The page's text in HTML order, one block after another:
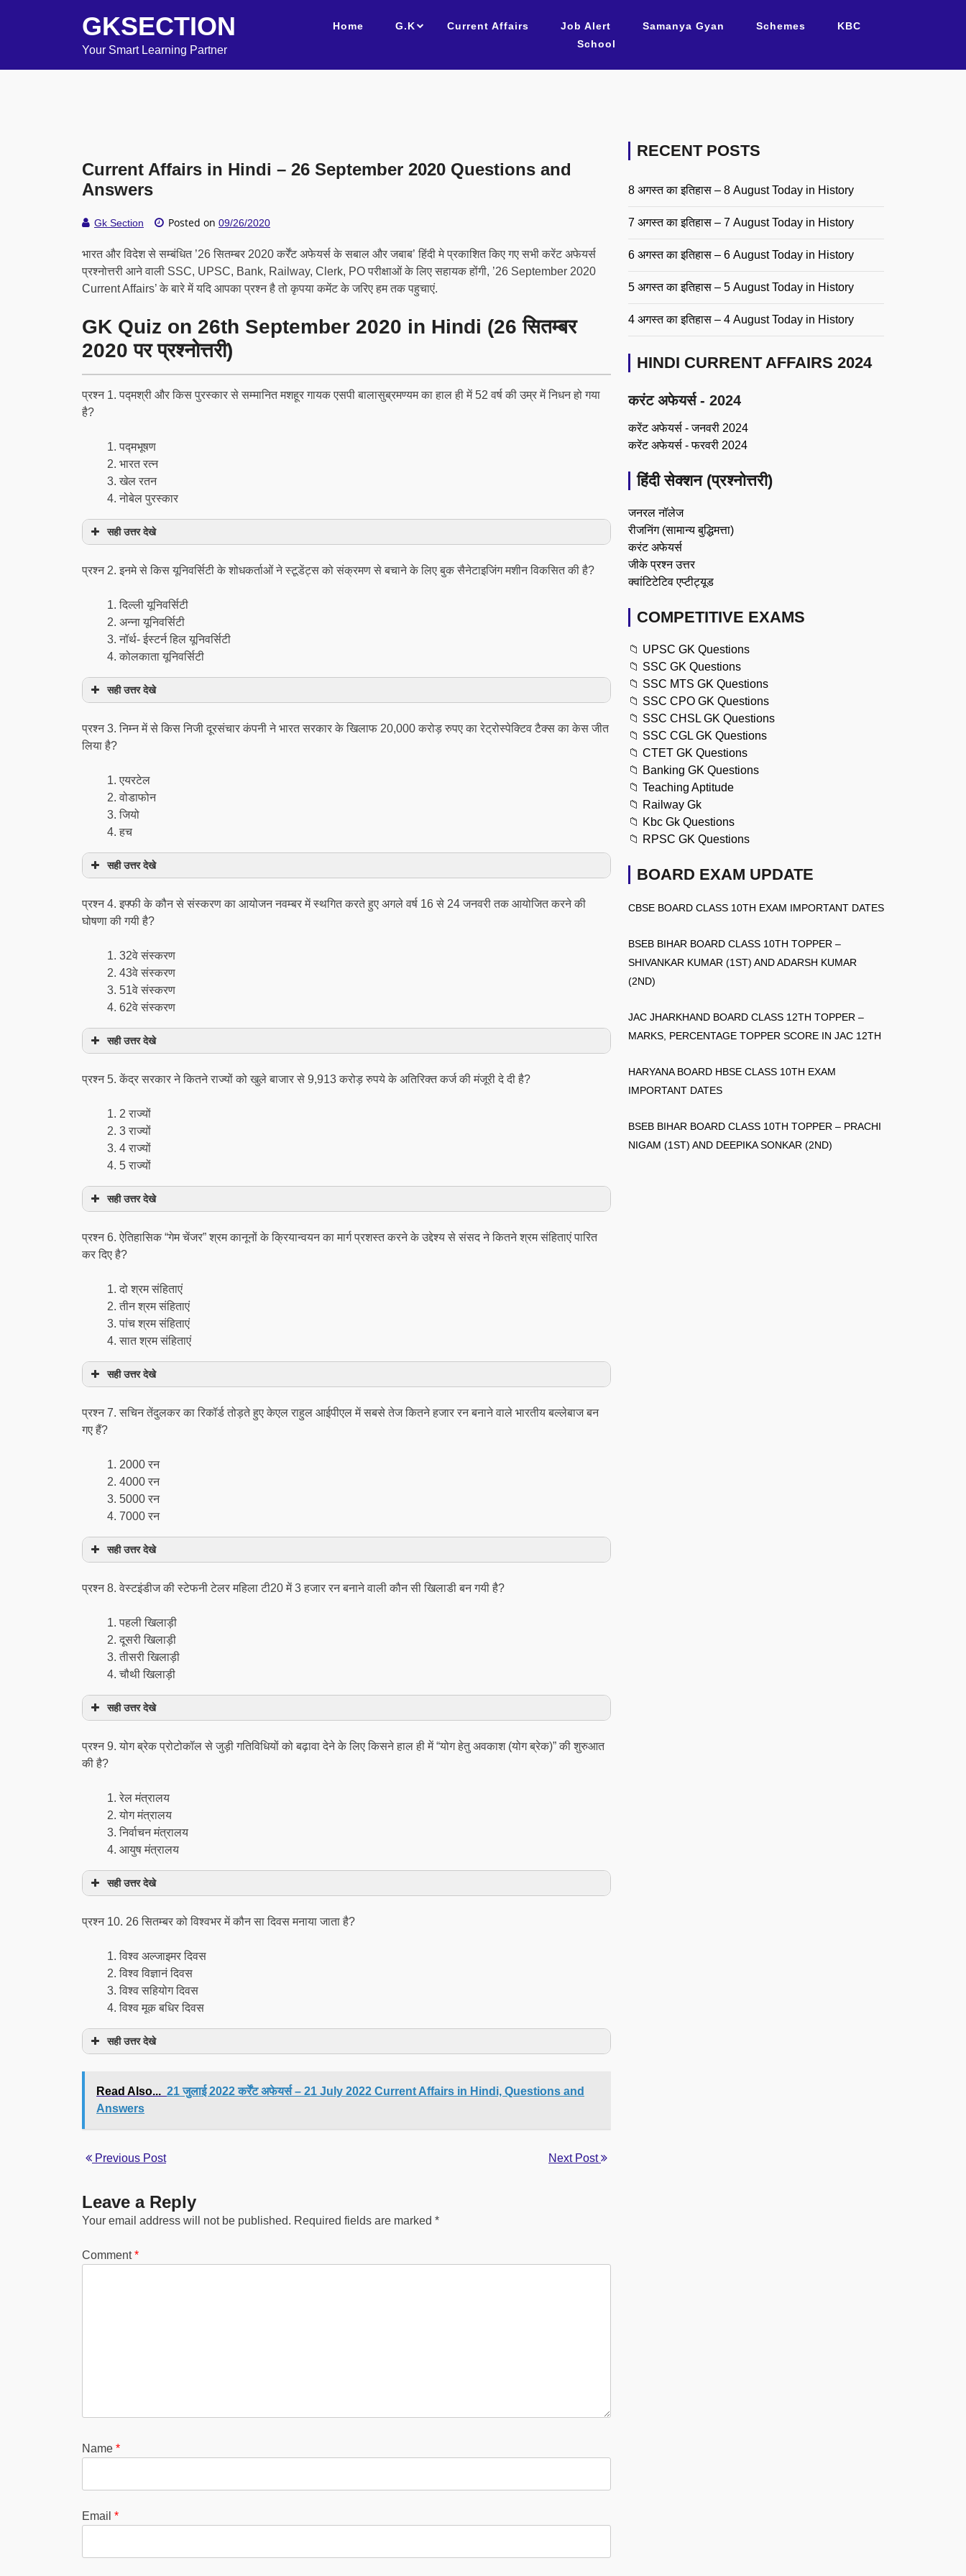
GKSECTION
Your Smart Learning Partner
Home G.K Current Affairs Job Alert Samanya Gyan Schemes
KBC
School
Current Affairs in Hindi – 26 September 2020 Questions and
Answers
Gk Section Posted on 09/26/2020
भारत और विदेश से सम्बंधित ’26 सितम्बर 2020 कर्रेंट अफेयर्स के सबाल और जबाब’ हिंदी मे प्रकाशित किए गए सभी करेंट अफेयर्स
प्रश्नोत्तरी आने वाली SSC, UPSC, Bank, Railway, Clerk, PO परीक्षाओं के लिए सहायक होंगी, ’26 September 2020
Current Affairs’ के बारे में यदि आपका प्रश्न है तो कृपया कमेंट के जरिए हम तक पहुचाएं.
GK Quiz on 26th September 2020 in Hindi (26 सितम्बर
2020 पर प्रश्नोत्तरी)
प्रश्न 1. पद्मश्री और किस पुरस्कार से सम्मानित मशहूर गायक एसपी बालासुब्रमण्यम का हाल ही में 52 वर्ष की उम्र में निधन हो गया
है?
पद्मभूषण
भारत रत्न
खेल रतन
नोबेल पुरस्कार
सही उत्तर देखे
प्रश्न 2. इनमे से किस यूनिवर्सिटी के शोधकर्ताओं ने स्टूडेंट्स को संक्रमण से बचाने के लिए बुक सैनेटाइजिंग मशीन विकसित की है?
दिल्ली यूनिवर्सिटी
अन्ना यूनिवर्सिटी
नॉर्थ- ईस्टर्न हिल यूनिवर्सिटी
कोलकाता यूनिवर्सिटी
सही उत्तर देखे
प्रश्न 3. निम्न में से किस निजी दूरसंचार कंपनी ने भारत सरकार के खिलाफ 20,000 करोड़ रुपए का रेट्रोस्पेक्टिव टैक्स का केस जीत
लिया है?
एयरटेल
वोडाफोन
जियो
हच
सही उत्तर देखे
प्रश्न 4. इफ्फी के कौन से संस्करण का आयोजन नवम्बर में स्थगित करते हुए अगले वर्ष 16 से 24 जनवरी तक आयोजित करने की
घोषणा की गयी है?
32वे संस्करण
43वे संस्करण
51वे संस्करण
62वे संस्करण
सही उत्तर देखे
प्रश्न 5. केंद्र सरकार ने कितने राज्यों को खुले बाजार से 9,913 करोड़ रुपये के अतिरिक्त कर्ज की मंजूरी दे दी है?
2 राज्यों
3 राज्यों
4 राज्यों
5 राज्यों
सही उत्तर देखे
प्रश्न 6. ऐतिहासिक “गेम चेंजर” श्रम कानूनों के क्रियान्वयन का मार्ग प्रशस्त करने के उद्देश्य से संसद ने कितने श्रम संहिताएं पारित
कर दिए है?
दो श्रम संहिताएं
तीन श्रम संहिताएं
पांच श्रम संहिताएं
सात श्रम संहिताएं
सही उत्तर देखे
प्रश्न 7. सचिन तेंदुलकर का रिकॉर्ड तोड़ते हुए केएल राहुल आईपीएल में सबसे तेज कितने हजार रन बनाने वाले भारतीय बल्लेबाज बन
गए हैं?
2000 रन
4000 रन
5000 रन
7000 रन
सही उत्तर देखे
प्रश्न 8. वेस्टइंडीज की स्टेफनी टेलर महिला टी20 में 3 हजार रन बनाने वाली कौन सी खिलाडी बन गयी है?
पहली खिलाड़ी
दूसरी खिलाड़ी
तीसरी खिलाड़ी
चौथी खिलाड़ी
सही उत्तर देखे
प्रश्न 9. योग ब्रेक प्रोटोकॉल से जुड़ी गतिविधियों को बढ़ावा देने के लिए किसने हाल ही में “योग हेतु अवकाश (योग ब्रेक)” की शुरुआत
की है?
रेल मंत्रालय
योग मंत्रालय
निर्वाचन मंत्रालय
आयुष मंत्रालय
सही उत्तर देखे
प्रश्न 10. 26 सितम्बर को विश्वभर में कौन सा दिवस मनाया जाता है?
विश्व अल्जाइमर दिवस
विश्व विज्ञानं दिवस
विश्व सहियोग दिवस
विश्व मूक बधिर दिवस
सही उत्तर देखे
Read Also... 21 जुलाई 2022 कर्रेंट अफेयर्स – 21 July 2022 Current Affairs in Hindi, Questions and
Answers
Previous Post Next Post
Leave a Reply
Your email address will not be published. Required fields are marked *
Comment*
Name *
Email *
RECENT POSTS
8 अगस्त का इतिहास – 8 August Today in History
7 अगस्त का इतिहास – 7 August Today in History
6 अगस्त का इतिहास – 6 August Today in History
5 अगस्त का इतिहास – 5 August Today in History
4 अगस्त का इतिहास – 4 August Today in History
HINDI CURRENT AFFAIRS 2024
करंट अफेयर्स - 2024
करेंट अफेयर्स - जनवरी 2024
करेंट अफेयर्स - फरवरी 2024
हिंदी सेक्शन (प्रश्नोत्तरी)
जनरल नॉलेज
रीजनिंग (सामान्य बुद्धिमत्ता)
करंट अफेयर्स
जीके प्रश्न उत्तर
क्वांटिटेटिव एप्टीट्यूड
COMPETITIVE EXAMS
📁 UPSC GK Questions
📁 SSC GK Questions
📁 SSC MTS GK Questions
📁 SSC CPO GK Questions
📁 SSC CHSL GK Questions
📁 SSC CGL GK Questions
📁 CTET GK Questions
📁 Banking GK Questions
📁 Teaching Aptitude
📁 Railway Gk
📁 Kbc Gk Questions
📁 RPSC GK Questions
BOARD EXAM UPDATE
CBSE BOARD CLASS 10TH EXAM IMPORTANT DATES
BSEB BIHAR BOARD CLASS 10TH TOPPER –
SHIVANKAR KUMAR (1ST) AND ADARSH KUMAR
(2ND)
JAC JHARKHAND BOARD CLASS 12TH TOPPER –
MARKS, PERCENTAGE TOPPER SCORE IN JAC 12TH
HARYANA BOARD HBSE CLASS 10TH EXAM
IMPORTANT DATES
BSEB BIHAR BOARD CLASS 10TH TOPPER – PRACHI
NIGAM (1ST) AND DEEPIKA SONKAR (2ND)